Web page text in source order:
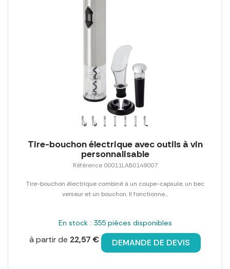
Tire-bouchon électrique avec outils à vin
personnalisable
Référence 00011LAB0149007
Tire-bouchon électrique combiné à un coupe-capsule, un bec
verseur et un bouchon. Il fonctionne...
En stock : 355 pièces disponibles
à partir de 22,57 € DEMANDE DE DEVIS